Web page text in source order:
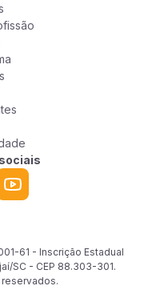
61 - Inscrição Estadual
SC - CEP 88.303-301.